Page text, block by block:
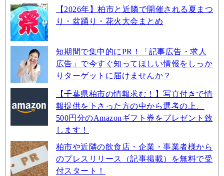
【2026年】柏市と近隣で開催される夏まつ
り・盆踊り・花火大会まとめ
短期間で集中的にPR！「記事広告・求人
広告」で今すぐ知ってほしい情報をしっか
りターゲットに届けませんか？
【千葉県柏市の情報求む！】写真付きで情
報提供を下さった方の中から選考の上、
500円分のAmazonギフト券をプレゼント致
します！
柏市や近隣の飲食店・企業・事業者様から
のプレスリリース（記事掲載）を無料で受
付スタート！